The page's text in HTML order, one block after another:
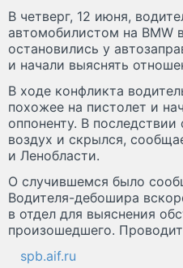
В четверг, 12 июня,
автомобилистом на
остановились у
и начали выяснять
В ходе конфликта
похожее на пистолет и
оппоненту. В
воздух и скрылся,
и Ленобласти.
О случившемся было
Водителя-дебошира
в отдел для выяснения
произошедшего.
spb.aif.ru